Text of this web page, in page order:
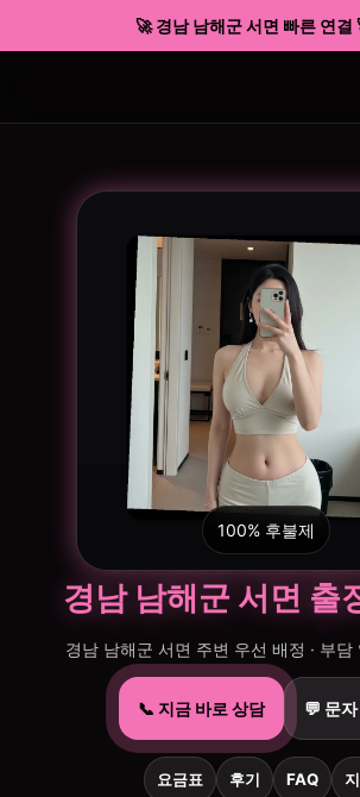
🚀 경남 남해군 서면 빠른 연결
100% 후불제
경남 남해군 서면 출
경남 남해군 서면 주변 우선 배정 · 부담
📞 지금 바로 상담 💬 문
요금표 후기 FAQ